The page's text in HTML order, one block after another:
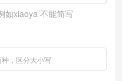
如xiaoya 不能简写